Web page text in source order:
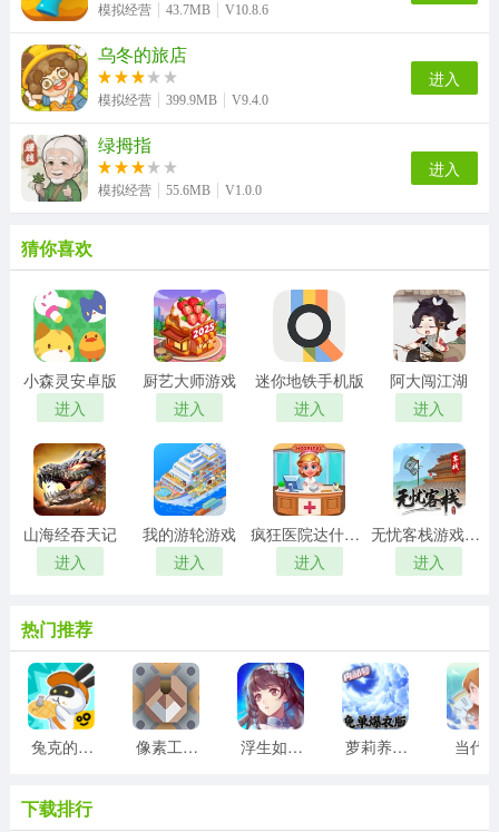
模拟经营 43.7MB V10.8.6
乌冬的旅店
模拟经营 399.9MB V9.4.0
进入
绿拇指
模拟经营 55.6MB V1.0.0
进入
猜你喜欢
小森灵安卓版
进入
厨艺大师游戏
进入
迷你地铁手机版
进入
阿大闯江湖
进入
山海经吞天记
进入
我的游轮游戏
进入
疯狂医院达什医生
进入
无忧客栈游戏红包版
进入
热门推荐
兔克的餐厅游戏 像素工厂模组最新版 浮生如梦亦如烟游戏版 萝莉养成计划 当代
下载排行